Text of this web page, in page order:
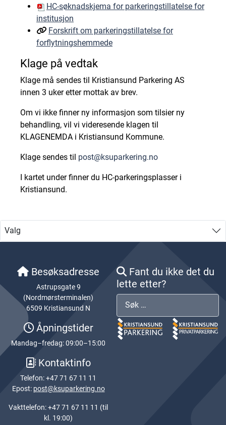
HC-søknadskjema for parkeringstillatelse for
institusjon
Forskrift om parkeringstillatelse for
forflytningshemmede
Klage på vedtak
Klage må sendes til Kristiansund Parkering AS
innen 3 uker etter mottak av brev.
Om vi ikke finner ny informasjon som tilsier ny
behandling, vil vi videresende klagen til
KLAGENEMDA i Kristiansund Kommune.
Klage sendes til post@ksuparkering.no
I kartet under finner du HC-parkeringsplasser i
Kristiansund.
Valg
Besøksadresse
Astrupsgate 9
(Nordmørsterminalen)
6509 Kristiansund N
Åpningstider
Mandag–fredag: 09:00–15:00
Kontaktinfo
Telefon: +47 71 67 11 11
Epost: post@ksuparkering.no
Vakttelefon: +47 71 67 11 11 (til
kl. 19:00)
Fant du ikke det du
lette etter?
Søk